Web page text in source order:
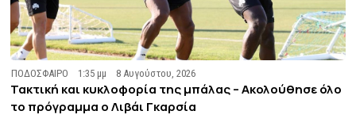
ΠΟΔΟΣΦΑΙΡΟ 1:35 μμ 8 Αυγούστου, 2026
Τακτική και κυκλοφορία της μπάλας – Ακολούθησε όλο
το πρόγραμμα ο Λιβάι Γκαρσία